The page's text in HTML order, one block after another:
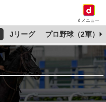
dメニュー
Jリーグ プロ野球（2軍）